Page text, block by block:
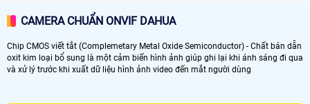
CAMERA CHUẨN ONVIF DAHUA
Chip CMOS viết tắt (Complemetary Metal Oxide Semiconductor) - Chất bán dẫn
oxit kim loại bổ sung là một cảm biến hình ảnh giúp ghi lại khi ánh sáng đi qua
và xử lý trước khi xuất dữ liệu hình ảnh video đến mắt người dùng